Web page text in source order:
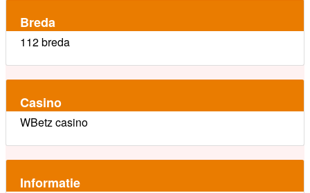
Breda
112 breda
Casino
WBetz casino
Informatie